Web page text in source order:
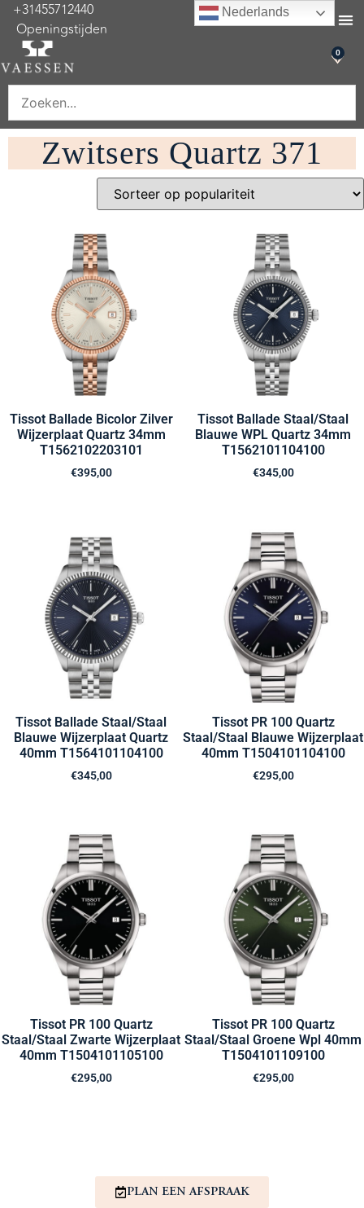
+31455712440
Openingstijden
0
Zwitsers Quartz 371
Tissot Ballade Bicolor Zilver
Wijzerplaat Quartz 34mm
T1562102203101
€395,00
Tissot Ballade Staal/Staal
Blauwe WPL Quartz 34mm
T1562101104100
€345,00
Tissot Ballade Staal/Staal
Blauwe Wijzerplaat Quartz
40mm T1564101104100
€345,00
Tissot PR 100 Quartz
Staal/Staal Blauwe Wijzerplaat
40mm T1504101104100
€295,00
Tissot PR 100 Quartz
Staal/Staal Zwarte Wijzerplaat
40mm T1504101105100
€295,00
Tissot PR 100 Quartz
Staal/Staal Groene Wpl 40mm
T1504101109100
€295,00
PLAN EEN AFSPRAAK
Nederlands